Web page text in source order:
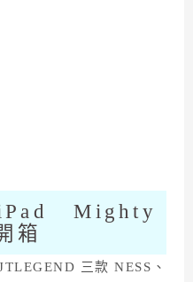
Mighty
箱